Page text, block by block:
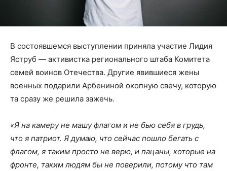
В состоявшемся выступлении приняла участие Лидия
Яструб — активистка регионального штаба Комитета
семей воинов Отечества. Другие явившиеся жены
военных подарили Арбениной окопную свечу, которую
та сразу же решила зажечь.
«Я на камеру не машу флагом и не бью себя в грудь,
что я патриот. Я думаю, что сейчас пошло бегать с
флагом, я таким просто не верю, и пацаны, которые на
фронте, таким людям бы не поверили, потому что там